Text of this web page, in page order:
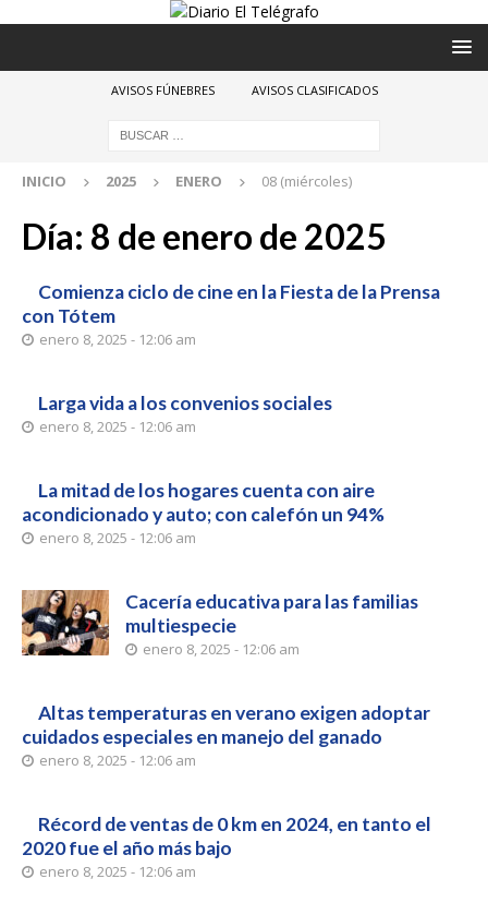
AVISOS FÚNEBRES AVISOS CLASIFICADOS
INICIO 2025 ENERO 08 (miércoles)
Día: 8 de enero de 2025
Comienza ciclo de cine en la Fiesta de la Prensa
con Tótem
enero 8, 2025 - 12:06 am
Larga vida a los convenios sociales
enero 8, 2025 - 12:06 am
La mitad de los hogares cuenta con aire
acondicionado y auto; con calefón un 94%
enero 8, 2025 - 12:06 am
Cacería educativa para las familias
multiespecie
enero 8, 2025 - 12:06 am
Altas temperaturas en verano exigen adoptar
cuidados especiales en manejo del ganado
enero 8, 2025 - 12:06 am
Récord de ventas de 0 km en 2024, en tanto el
2020 fue el año más bajo
enero 8, 2025 - 12:06 am